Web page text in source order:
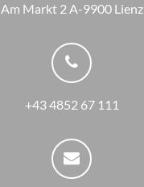
Am Markt 2 A-9900 Lienz
+43 4852 67 111